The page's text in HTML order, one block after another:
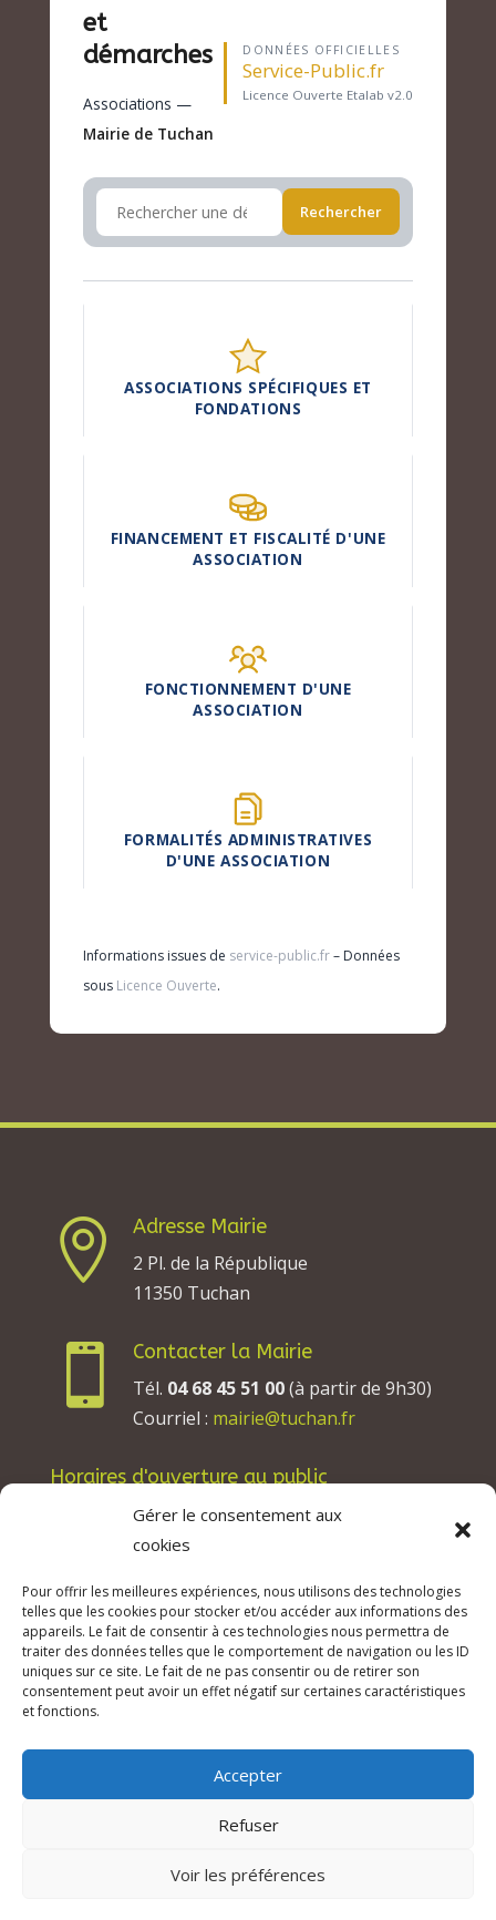
Gérer le consentement aux
cookies
Pour offrir les meilleures expériences, nous utilisons des technologies
telles que les cookies pour stocker et/ou accéder aux informations des
appareils. Le fait de consentir à ces technologies nous permettra de
traiter des données telles que le comportement de navigation ou les ID
uniques sur ce site. Le fait de ne pas consentir ou de retirer son
consentement peut avoir un effet négatif sur certaines caractéristiques
et fonctions.
Accepter
Refuser
Voir les préférences
et
démarches
Associations —
Mairie de Tuchan
DONNÉES OFFICIELLES
Service-Public.fr
Licence Ouverte Etalab v2.0
Rechercher
ASSOCIATIONS SPÉCIFIQUES ET
FONDATIONS
FINANCEMENT ET FISCALITÉ D'UNE
ASSOCIATION
FONCTIONNEMENT D'UNE
ASSOCIATION
FORMALITÉS ADMINISTRATIVES
D'UNE ASSOCIATION
Informations issues de service-public.fr– Données
sous Licence Ouverte.

Adresse Mairie
2 Pl. de la République
11350 Tuchan

Contacter la Mairie
Tél. 04 68 45 51 00(à partir de 9h30)
Courriel : mairie@tuchan.fr
Horaires d'ouverture au public
Les lundis, mardis et jeudis : de 8h à 12h et de
13h30 à 17h30.
Les vendredis : de 8h à 12h.
© 2026 Mairie de Tuchan | Site Internet réalisé
Mentions légales & Crédits–RGPD Protection
des données